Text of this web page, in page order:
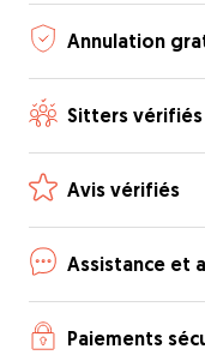
Annulation
Sitters vérifiés
Avis vérifiés
Assistance et
Paiements